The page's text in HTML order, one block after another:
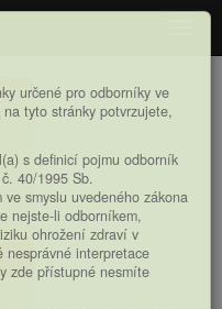
určené pro odborníky ve
tyto stránky potvrzujete,
s definicí pojmu odborník
40/1995 Sb.
smyslu uvedeného zákona
nejste-li odborníkem,
ohrožení zdraví v
nesprávné interpretace
zde přístupné nesmíte